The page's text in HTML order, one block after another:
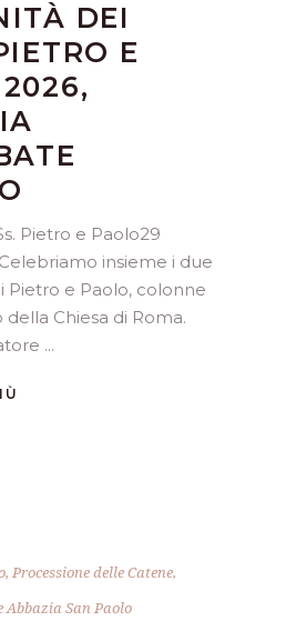
DEI
E
Pietro e Paolo29
insieme i due
Pietro e Paolo, colonne
Chiesa di Roma.
, Processione delle Catene,
Abbazia San Paolo